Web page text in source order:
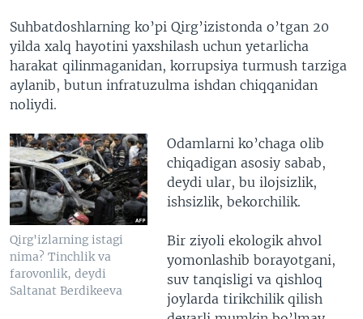
Suhbatdoshlarning ko’pi Qirg’izistonda o’tgan 20
yilda xalq hayotini yaxshilash uchun yetarlicha
harakat qilinmaganidan, korrupsiya turmush tarziga
aylanib, butun infratuzulma ishdan chiqqanidan
noliydi.
Qirg'izlarning istagi
nima? Tinchlik va
farovonlik, deydi
Saltanat Berdikeeva
Odamlarni ko’chaga olib
chiqadigan asosiy sabab,
deydi ular, bu ilojsizlik,
ishsizlik, bekorchilik.
Bir ziyoli ekologik ahvol
yomonlashib borayotgani,
suv tanqisligi va qishloq
joylarda tirikchilik qilish